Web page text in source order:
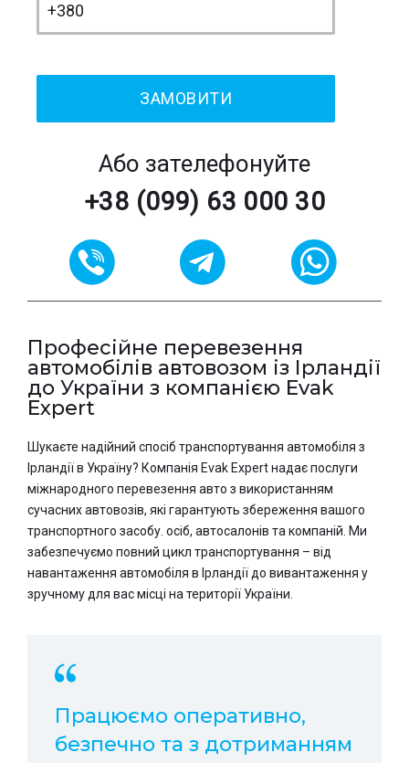
Або зателефонуйте
+38 (099) 63 000 30
Професійне перевезення
автомобілів автовозом із Ірландії
до України з компанією Evak
Expert
Шукаєте надійний спосіб транспортування автомобіля з
Ірландії в Україну? Компанія Evak Expert надає послуги
міжнародного перевезення авто з використанням
сучасних автовозів, які гарантують збереження вашого
транспортного засобу. осіб, автосалонів та компаній. Ми
забезпечуємо повний цикл транспортування – від
навантаження автомобіля в Ірландії до вивантаження у
зручному для вас місці на території України.
Працюємо оперативно,
безпечно та з дотриманням